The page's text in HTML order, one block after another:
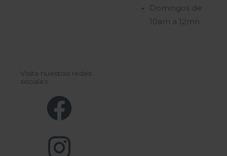
Domingos de
10am a 12mn
Visita nuestras redes
sociales